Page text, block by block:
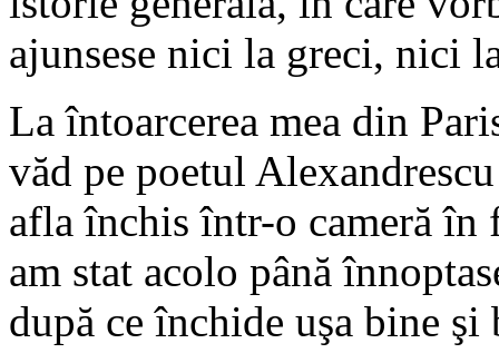
ajunsese nici la greci, nici
La întoarcerea mea din
văd pe poetul
afla închis într-o cameră în
am stat acolo până
după ce închide uşa bine